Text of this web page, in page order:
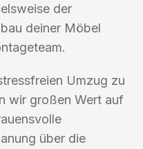
der
deiner Möbel
Umzug zu
wir großen Wert auf
über die